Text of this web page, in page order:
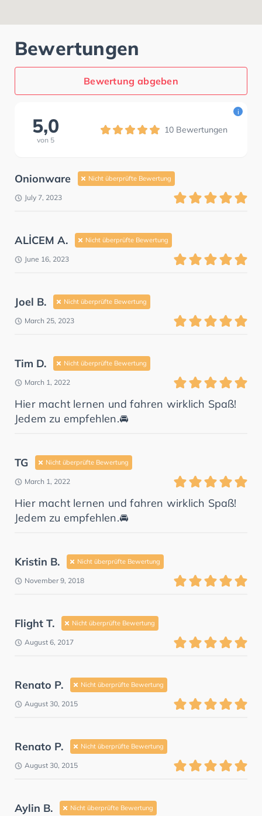
Bewertungen
Bewertung abgeben
5,0
von 5
10 Bewertungen
i
Onionware Nicht überprüfte Bewertung
July 7, 2023
ALİCEM A. Nicht überprüfte Bewertung
June 16, 2023
Joel B. Nicht überprüfte Bewertung
March 25, 2023
Tim D. Nicht überprüfte Bewertung
March 1, 2022
Hier macht lernen und fahren wirklich Spaß!
Jedem zu empfehlen.🚘
TG Nicht überprüfte Bewertung
March 1, 2022
Hier macht lernen und fahren wirklich Spaß!
Jedem zu empfehlen.🚘
Kristin B. Nicht überprüfte Bewertung
November 9, 2018
Flight T. Nicht überprüfte Bewertung
August 6, 2017
Renato P. Nicht überprüfte Bewertung
August 30, 2015
Renato P. Nicht überprüfte Bewertung
August 30, 2015
Aylin B. Nicht überprüfte Bewertung